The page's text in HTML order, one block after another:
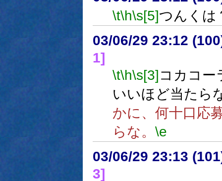
\t\h\s[5]つんくは
03/06/29 23:12
1]
\t\h\s[3]コカコー
いいほど当たら
かに、何十口応
らな。 \e
03/06/29 23:13
3]